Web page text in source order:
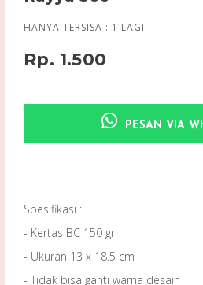
HANYA TERSISA : 1 LAGI
Rp. 1.500
PESAN VIA
Spesifikasi :
- Kertas BC 150 gr
- Ukuran 13 x 18.5 cm
- Tidak bisa ganti warna desain